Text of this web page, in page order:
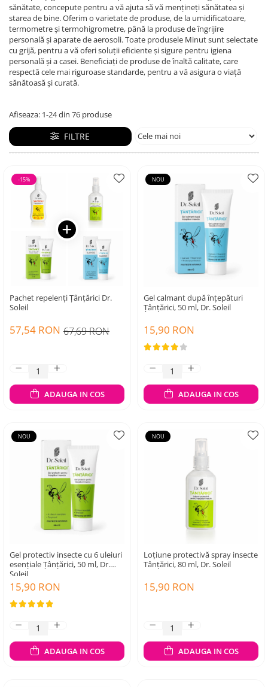
Masti pentru ten si gomaje
Tratamente si seruri pentru ten
Cadite bebe si accesorii baie
Articole igiena dentara copii
Ser fiziologic si comprese sterile
Masti chirurgicale medicale
sănătate, concepute pentru a vă ajuta să vă mențineți sănătatea și
starea de bine. Oferim o varietate de produse, de la umidificatoare,
termometre și termohigrometre, până la produse de îngrijire
personală și aparate de aerosoli. Toate produsele Minut sunt selectate
cu grijă, pentru a vă oferi soluții eficiente și sigure pentru igiena
personală și a casei. Beneficiați de produse de înaltă calitate, care
respectă cele mai riguroase standarde, pentru a vă asigura o viață
sănătoasă și curată.
Afiseaza: 1-24din 76 produse
FILTRE
-15%
Pachet repelenți Țânțărici Dr.
Soleil
67,69 RON
57,54 RON
ADAUGA IN COS
NOU
Gel calmant după înțepături
Țânțărici, 50 ml, Dr. Soleil
15,90 RON
ADAUGA IN COS
NOU
Gel protectiv insecte cu 6 uleiuri
esențiale Țânțărici, 50 ml, Dr.
Soleil
15,90 RON
ADAUGA IN COS
NOU
Loțiune protectivă spray insecte
Tânțărici, 80 ml, Dr. Soleil
15,90 RON
ADAUGA IN COS